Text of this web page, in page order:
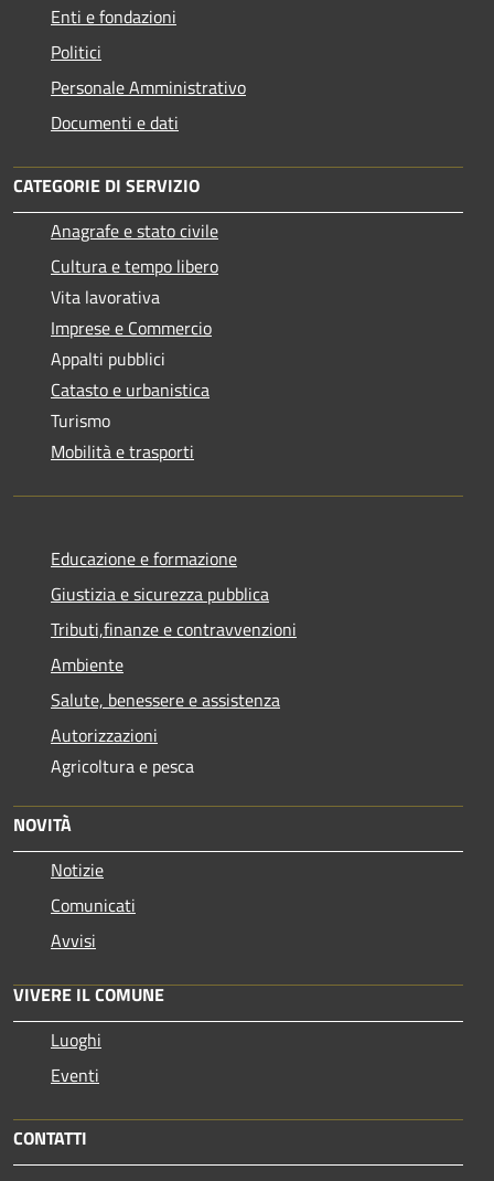
Enti e fondazioni
Politici
Personale Amministrativo
Documenti e dati
CATEGORIE DI SERVIZIO
Anagrafe e stato civile
Cultura e tempo libero
Vita lavorativa
Imprese e Commercio
Appalti pubblici
Catasto e urbanistica
Turismo
Mobilità e trasporti
Educazione e formazione
Giustizia e sicurezza pubblica
Tributi,finanze e contravvenzioni
Ambiente
Salute, benessere e assistenza
Autorizzazioni
Agricoltura e pesca
NOVITÀ
Notizie
Comunicati
Avvisi
VIVERE IL COMUNE
Luoghi
Eventi
CONTATTI